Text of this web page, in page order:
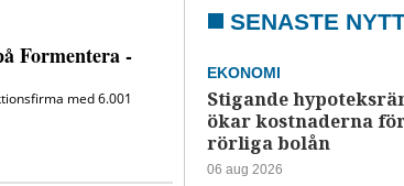
SENASTE
EKONOMI
Stigande
ökar kostnaderna
rörliga bolån
06 aug 2026